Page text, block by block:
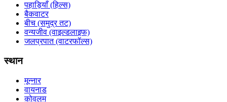
पहाड़ियाँ (हिल्स)
बैकवाटर
बीच (समुद्र तट)
वन्यजीव (वाइल्डलाइफ)
जलप्रपात (वाटरफॉल्स)
स्थान
मून्नार
वायनाड
कोवलम